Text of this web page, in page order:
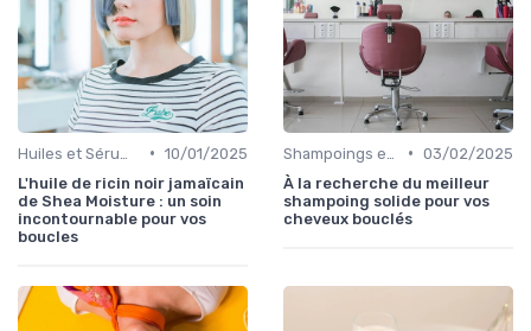
• 10/01/2025
L'huile de ricin noir jamaïcain
de Shea Moisture : un soin
incontournable pour vos
boucles
• 03/02/2025
À la recherche du meilleur
shampoing solide pour vos
cheveux bouclés